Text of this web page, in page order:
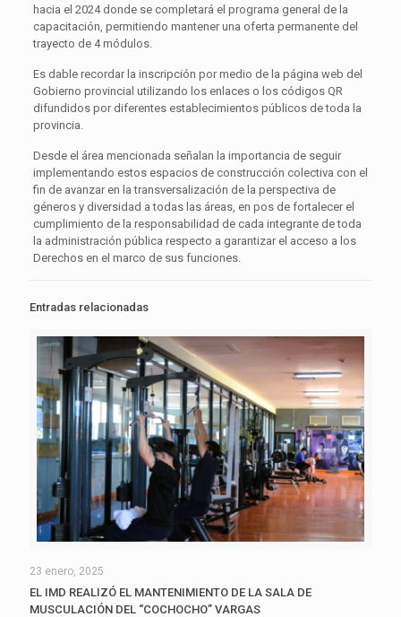
hacia el 2024 donde se completará el programa general de la
capacitación, permitiendo mantener una oferta permanente del
trayecto de 4 módulos.
Es dable recordar la inscripción por medio de la página web del
Gobierno provincial utilizando los enlaces o los códigos QR
difundidos por diferentes establecimientos públicos de toda la
provincia.
Desde el área mencionada señalan la importancia de seguir
implementando estos espacios de construcción colectiva con el
fin de avanzar en la transversalización de la perspectiva de
géneros y diversidad a todas las áreas, en pos de fortalecer el
cumplimiento de la responsabilidad de cada integrante de toda
la administración pública respecto a garantizar el acceso a los
Derechos en el marco de sus funciones.
Entradas relacionadas
23 enero, 2025
EL IMD REALIZÓ EL MANTENIMIENTO DE LA SALA DE
MUSCULACIÓN DEL “COCHOCHO” VARGAS